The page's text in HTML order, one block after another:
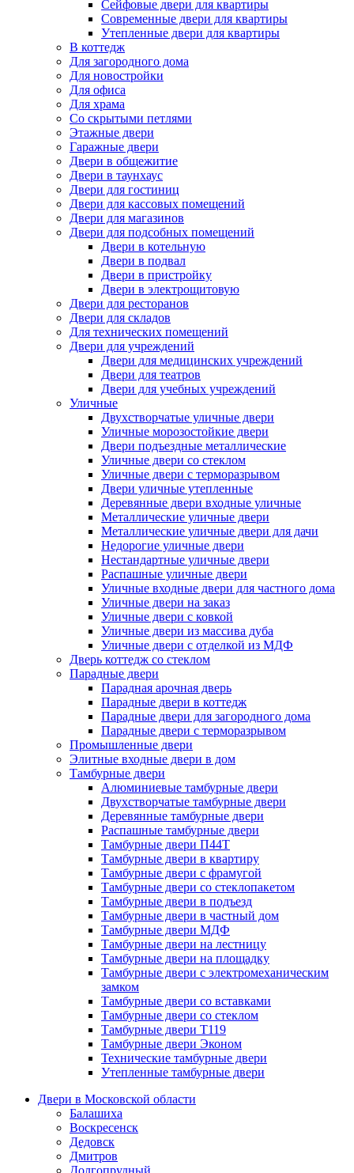
Сейфовые двери для квартиры
Современные двери для квартиры
Утепленные двери для квартиры
В коттедж
Для загородного дома
Для новостройки
Для офиса
Для храма
Со скрытыми петлями
Этажные двери
Гаражные двери
Двери в общежитие
Двери в таунхаус
Двери для гостиниц
Двери для кассовых помещений
Двери для магазинов
Двери для подсобных помещений
Двери в котельную
Двери в подвал
Двери в пристройку
Двери в электрощитовую
Двери для ресторанов
Двери для складов
Для технических помещений
Двери для учреждений
Двери для медицинских учреждений
Двери для театров
Двери для учебных учреждений
Уличные
Двухстворчатые уличные двери
Уличные морозостойкие двери
Двери подъездные металлические
Уличные двери со стеклом
Уличные двери с терморазрывом
Двери уличные утепленные
Деревянные двери входные уличные
Металлические уличные двери
Металлические уличные двери для дачи
Недорогие уличные двери
Нестандартные уличные двери
Распашные уличные двери
Уличные входные двери для частного дома
Уличные двери на заказ
Уличные двери с ковкой
Уличные двери из массива дуба
Уличные двери с отделкой из МДФ
Дверь коттедж со стеклом
Парадные двери
Парадная арочная дверь
Парадные двери в коттедж
Парадные двери для загородного дома
Парадные двери с терморазрывом
Промышленные двери
Элитные входные двери в дом
Тамбурные двери
Алюминиевые тамбурные двери
Двухстворчатые тамбурные двери
Деревянные тамбурные двери
Распашные тамбурные двери
Тамбурные двери П44Т
Тамбурные двери в квартиру
Тамбурные двери с фрамугой
Тамбурные двери со стеклопакетом
Тамбурные двери в подъезд
Тамбурные двери в частный дом
Тамбурные двери МДФ
Тамбурные двери на лестницу
Тамбурные двери на площадку
Тамбурные двери с электромеханическим
замком
Тамбурные двери со вставками
Тамбурные двери со стеклом
Тамбурные двери Т119
Тамбурные двери Эконом
Технические тамбурные двери
Утепленные тамбурные двери
Двери в Московской области
Балашиха
Воскресенск
Дедовск
Дмитров
Долгопрудный